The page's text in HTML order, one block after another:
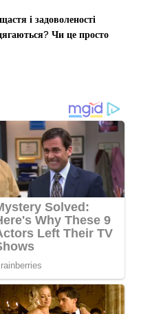
і задоволеності
Чи це просто